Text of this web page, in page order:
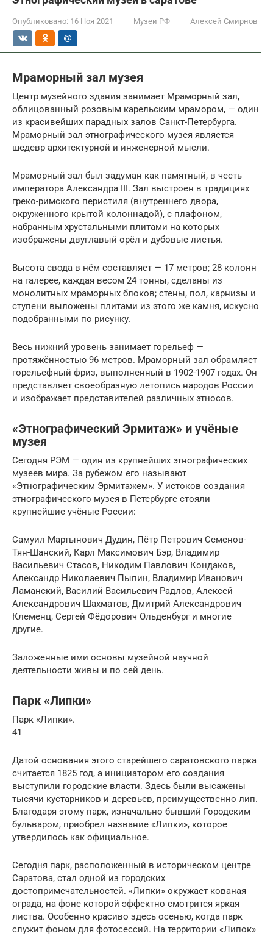
Опубликовано: 16 Ноя 2021 Музеи РФ Алексей Смирнов
Мраморный зал музея
Центр музейного здания занимает Мраморный зал,
облицованный розовым карельским мрамором, — один
из красивейших парадных залов Санкт-Петербурга.
Мраморный зал этнографического музея является
шедевр архитектурной и инженерной мысли.
Мраморный зал был задуман как памятный, в честь
императора Александра III. Зал выстроен в традициях
греко-римского перистиля (внутреннего двора,
окруженного крытой колоннадой), с плафоном,
набранным хрустальными плитами на которых
изображены двуглавый орёл и дубовые листья.
Высота свода в нём составляет — 17 метров; 28 колонн
на галерее, каждая весом 24 тонны, сделаны из
монолитных мраморных блоков; стены, пол, карнизы и
ступени выложены плитами из этого же камня, искусно
подобранными по рисунку.
Весь нижний уровень занимает горельеф —
протяжённостью 96 метров. Мраморный зал обрамляет
горельефный фриз, выполненный в 1902-1907 годах. Он
представляет своеобразную летопись народов России
и изображает представителей различных этносов.
«Этнографический Эрмитаж» и учёные
музея
Сегодня РЭМ — один из крупнейших этнографических
музеев мира. За рубежом его называют
«Этнографическим Эрмитажем». У истоков создания
этнографического музея в Петербурге стояли
крупнейшие учёные России:
Самуил Мартынович Дудин, Пётр Петрович Семенов-
Тян-Шанский, Карл Максимович Бэр, Владимир
Васильевич Стасов, Никодим Павлович Кондаков,
Александр Николаевич Пыпин, Владимир Иванович
Ламанский, Василий Васильевич Радлов, Алексей
Александрович Шахматов, Дмитрий Александрович
Клеменц, Сергей Фёдорович Ольденбург и многие
другие.
Заложенные ими основы музейной научной
деятельности живы и по сей день.
Парк «Липки»
Парк «Липки».
41
Датой основания этого старейшего саратовского парка
считается 1825 год, а инициатором его создания
выступили городские власти. Здесь были высажены
тысячи кустарников и деревьев, преимущественно лип.
Благодаря этому парк, изначально бывший Городским
бульваром, приобрел название «Липки», которое
утвердилось как официальное.
Сегодня парк, расположенный в историческом центре
Саратова, стал одной из городских
достопримечательностей. «Липки» окружает кованая
ограда, на фоне которой эффектно смотрится яркая
листва. Особенно красиво здесь осенью, когда парк
служит фоном для фотосессий. На территории «Липок»